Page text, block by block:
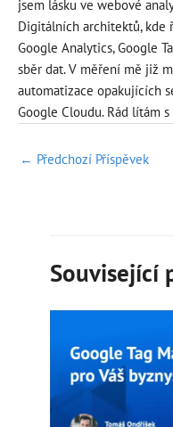
jsem lásku ve webové
Digitálních architektů,
Google Analytics, Google
sběr dat. V měření mě již
automatizace opakujících
Google Cloudu. Rád lítám
Post
← Předchozí Příspěvek
Související